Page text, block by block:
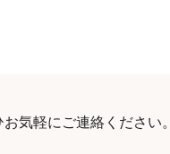
気軽にご連絡ください。